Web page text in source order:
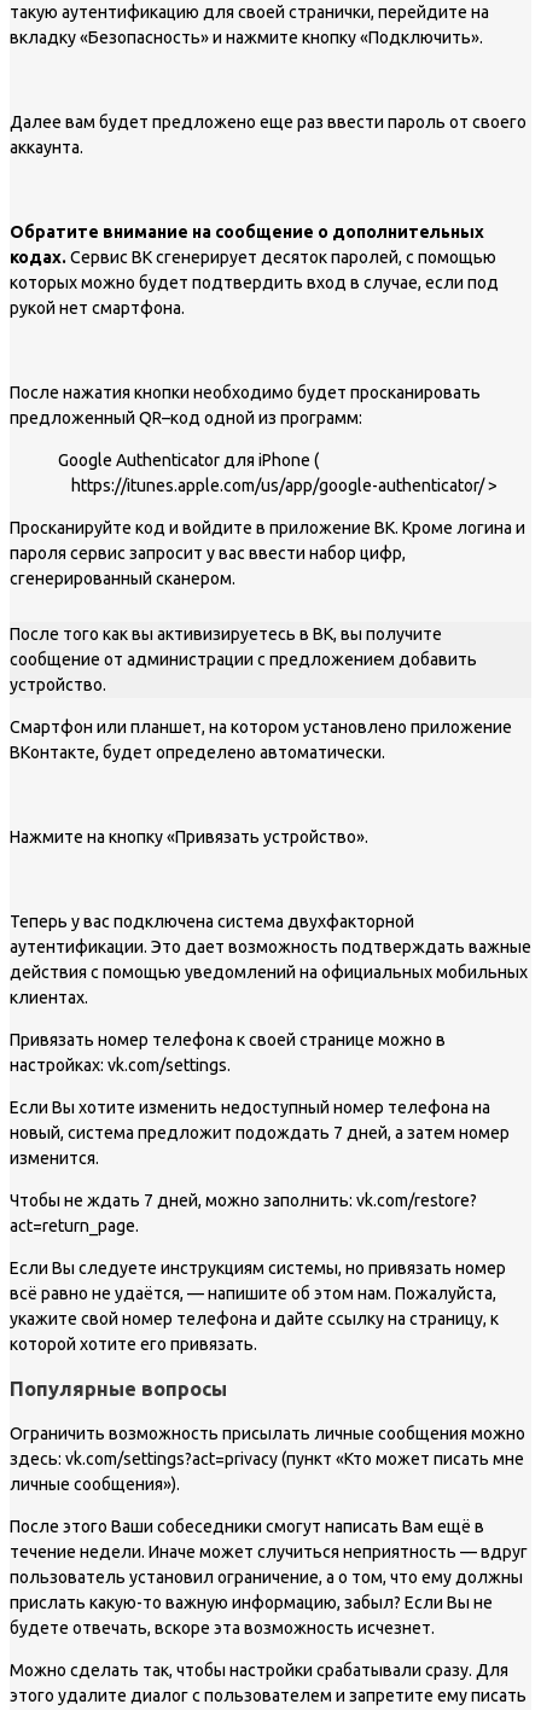
такую аутентификацию для своей странички, перейдите на
вкладку «Безопасность» и нажмите кнопку «Подключить».
Далее вам будет предложено еще раз ввести пароль от своего
аккаунта.
Обратите внимание на сообщение о дополнительных
кодах. Сервис ВК сгенерирует десяток паролей, с помощью
которых можно будет подтвердить вход в случае, если под
рукой нет смартфона.
После нажатия кнопки необходимо будет просканировать
предложенный QR–код одной из программ:
Google Authenticator для iPhone (
https://itunes.apple.com/us/app/google-authenticator/ >
Просканируйте код и войдите в приложение ВК. Кроме логина и
пароля сервис запросит у вас ввести набор цифр,
сгенерированный сканером.
После того как вы активизируетесь в ВК, вы получите
сообщение от администрации с предложением добавить
устройство.
Смартфон или планшет, на котором установлено приложение
ВКонтакте, будет определено автоматически.
Нажмите на кнопку «Привязать устройство».
Теперь у вас подключена система двухфакторной
аутентификации. Это дает возможность подтверждать важные
действия с помощью уведомлений на официальных мобильных
клиентах.
Привязать номер телефона к своей странице можно в
настройках: vk.com/settings.
Если Вы хотите изменить недоступный номер телефона на
новый, система предложит подождать 7 дней, а затем номер
изменится.
Чтобы не ждать 7 дней, можно заполнить: vk.com/restore?
act=return_page.
Если Вы следуете инструкциям системы, но привязать номер
всё равно не удаётся, — напишите об этом нам. Пожалуйста,
укажите свой номер телефона и дайте ссылку на страницу, к
которой хотите его привязать.
Популярные вопросы
Ограничить возможность присылать личные сообщения можно
здесь: vk.com/settings?act=privacy (пункт «Кто может писать мне
личные сообщения»).
После этого Ваши собеседники смогут написать Вам ещё в
течение недели. Иначе может случиться неприятность — вдруг
пользователь установил ограничение, а о том, что ему должны
прислать какую-то важную информацию, забыл? Если Вы не
будете отвечать, вскоре эта возможность исчезнет.
Можно сделать так, чтобы настройки срабатывали сразу. Для
этого удалите диалог с пользователем и запретите ему писать